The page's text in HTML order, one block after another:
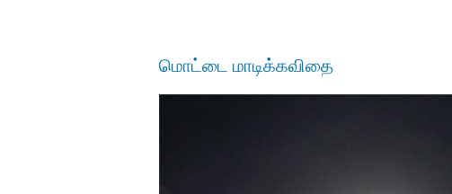
மொட்டை மாடிக்கவிதை